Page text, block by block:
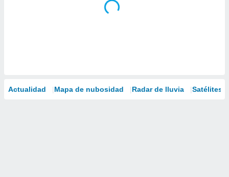
Actualidad Mapa de nubosidad Radar de lluvia Satélites